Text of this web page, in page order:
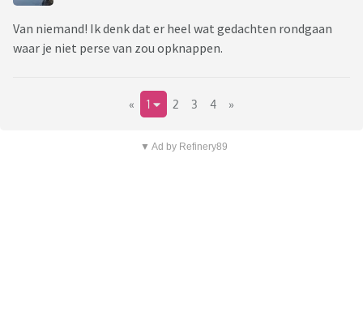
Van niemand! Ik denk dat er heel wat gedachten rondgaan
waar je niet perse van zou opknappen.
« 1 2 3 4 »
▼ Ad by Refinery89